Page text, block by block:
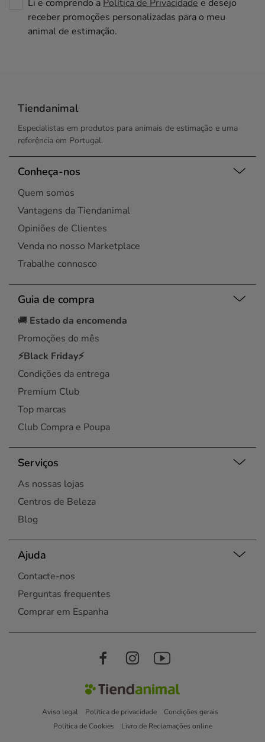
Li e comprendo a Política de Privacidade e desejo
receber promoções personalizadas para o meu
animal de estimação.
Tiendanimal
Especialistas em produtos para animais de estimação e uma
referência em Portugal.
Conheça-nos
Quem somos
Vantagens da Tiendanimal
Opiniões de Clientes
Venda no nosso Marketplace
Trabalhe connosco
Guia de compra
🚚 Estado da encomenda
Promoções do mês
⚡Black Friday⚡
Condições da entrega
Premium Club
Top marcas
Club Compra e Poupa
Serviços
As nossas lojas
Centros de Beleza
Blog
Ajuda
Contacte-nos
Perguntas frequentes
Comprar em Espanha
Aviso legal Política de privacidade
Condições gerais
Política de Cookies
Livro de Reclamações online